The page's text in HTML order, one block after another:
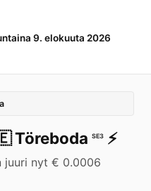
9. elokuuta 2026
Töreboda SE3 ⚡️
juuri nyt € 0.0006